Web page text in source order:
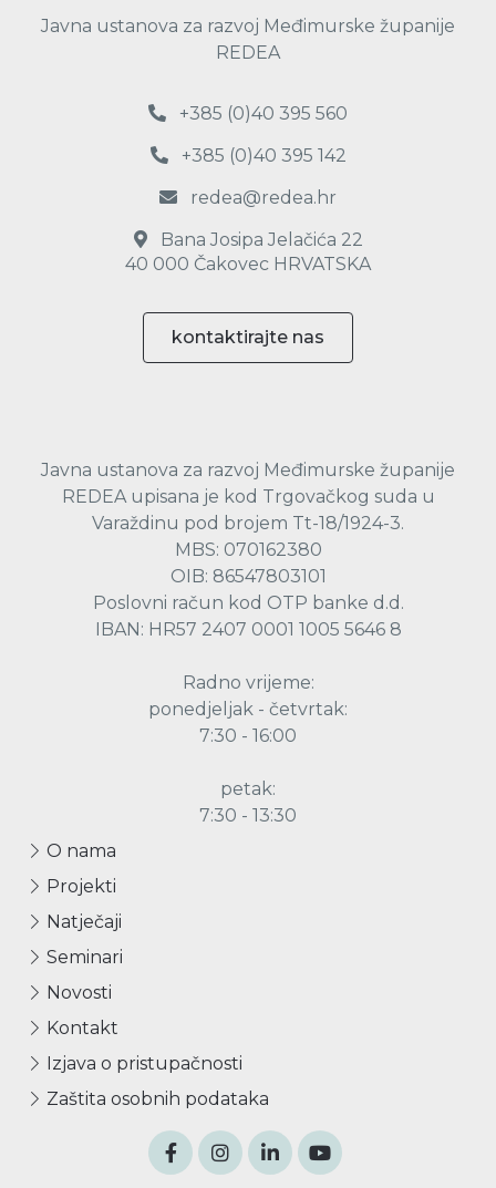
Javna ustanova za razvoj Međimurske županije
REDEA
+385 (0)40 395 560
+385 (0)40 395 142
redea@redea.hr
Bana Josipa Jelačića 22
40 000 Čakovec HRVATSKA
kontaktirajte nas
Javna ustanova za razvoj Međimurske županije
REDEA upisana je kod Trgovačkog suda u
Varaždinu pod brojem Tt-18/1924-3.
MBS: 070162380
OIB: 86547803101
Poslovni račun kod OTP banke d.d.
IBAN: HR57 2407 0001 1005 5646 8
Radno vrijeme:
ponedjeljak - četvrtak:
7:30 - 16:00
petak:
7:30 - 13:30
O nama
Projekti
Natječaji
Seminari
Novosti
Kontakt
Izjava o pristupačnosti
Zaštita osobnih podataka